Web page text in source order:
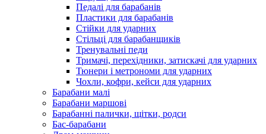
Педалі для барабанів
Пластики для барабанів
Стійки для ударних
Стільці для барабанщиків
Тренувальні педи
Тримачі, перехідники, затискачі для ударних
Тюнери і метрономи для ударних
Чохли, кофри, кейси для ударних
Барабани малі
Барабани маршові
Барабанні палички, щітки, родси
Бас-барабани